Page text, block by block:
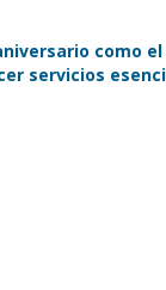
como
servicios